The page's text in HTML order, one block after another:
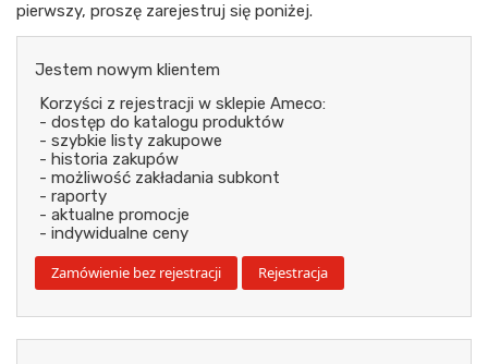
pierwszy, proszę zarejestruj się poniżej.
Jestem nowym klientem
Korzyści z rejestracji w sklepie Ameco:
- dostęp do katalogu produktów
- szybkie listy zakupowe
- historia zakupów
- możliwość zakładania subkont
- raporty
- aktualne promocje
- indywidualne ceny